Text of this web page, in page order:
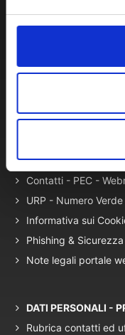
Bacheca di Ateneo -
Servizi con Disabilità
Campus Map
Contatti - PEC -
URP - Numero Verde
Informativa sui
Phishing & Sicurezza
Note legali portale
DATI PERSONALI -
Rubrica contatti ed